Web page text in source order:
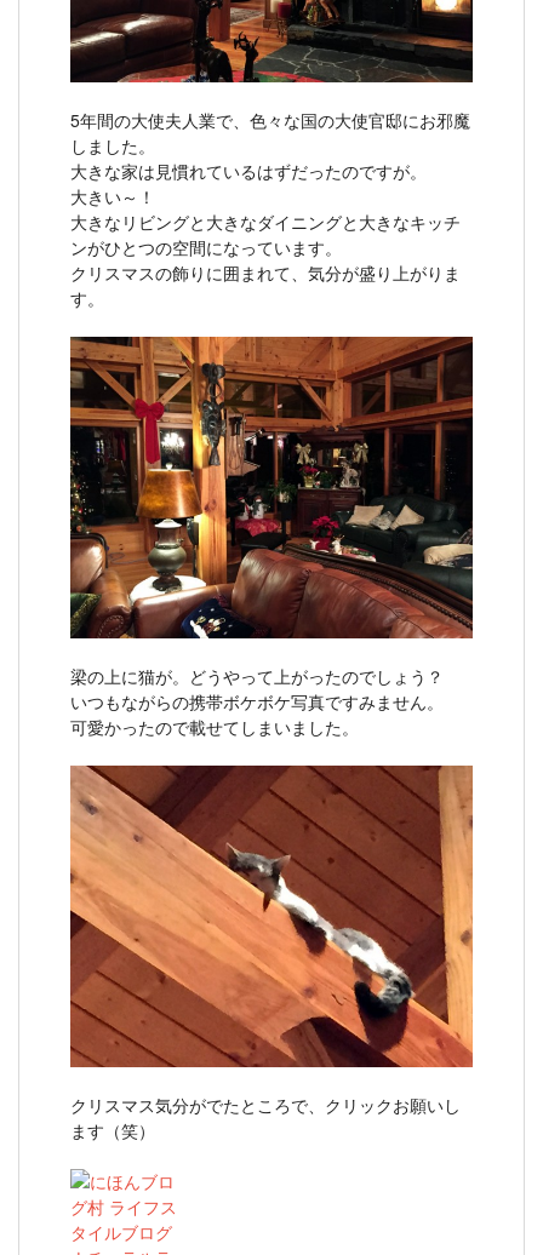
5年間の大使夫人業で、色々な国の大使官邸にお邪魔
しました。
大きな家は見慣れているはずだったのですが。
大きい～！
大きなリビングと大きなダイニングと大きなキッチ
ンがひとつの空間になっています。
クリスマスの飾りに囲まれて、気分が盛り上がりま
す。
梁の上に猫が。どうやって上がったのでしょう？
いつもながらの携帯ボケボケ写真ですみません。
可愛かったので載せてしまいました。
クリスマス気分がでたところで、クリックお願いし
ます（笑）